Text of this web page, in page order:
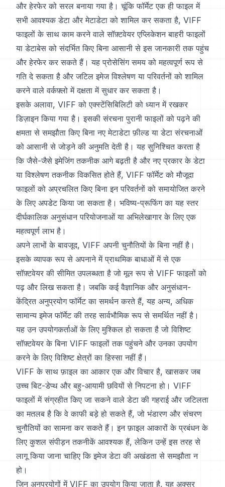
और हेरफेर को सरल बनाया गया है। चूंकि फॉर्मेट एक ही फाइल में
सभी आवश्यक डेटा और मेटाडेटा को शामिल कर सकता है, VIFF
फाइलों के साथ काम करने वाले सॉफ़्टवेयर एप्लिकेशन बाहरी फाइलों
या डेटाबेस को संदर्भित किए बिना आसानी से इस जानकारी तक पहुंच
और हेरफेर कर सकते हैं। यह प्रोसेसिंग समय को महत्वपूर्ण रूप से
गति दे सकता है और जटिल इमेज विश्लेषण या परिवर्तनों को शामिल
करने वाले वर्कफ़्लो में दक्षता में सुधार कर सकता है।
इसके अलावा, VIFF को एक्स्टेंसिबिलिटी को ध्यान में रखकर
डिज़ाइन किया गया है। इसकी संरचना पुरानी फाइलों को पढ़ने की
क्षमता से समझौता किए बिना नए मेटाडेटा फ़ील्ड या डेटा संरचनाओं
को आसानी से जोड़ने की अनुमति देती है। यह सुनिश्चित करता है
कि जैसे-जैसे इमेजिंग तकनीक आगे बढ़ती है और नए प्रकार के डेटा
या विश्लेषण तकनीक विकसित होते हैं, VIFF फॉर्मेट को मौजूदा
फाइलों को अप्रचलित किए बिना इन परिवर्तनों को समायोजित करने
के लिए अपडेट किया जा सकता है। भविष्य-प्रूफिंग का यह स्तर
दीर्घकालिक अनुसंधान परियोजनाओं या अभिलेखागार के लिए एक
महत्वपूर्ण लाभ है।
अपने लाभों के बावजूद, VIFF अपनी चुनौतियों के बिना नहीं है।
इसके व्यापक रूप से अपनाने में प्राथमिक बाधाओं में से एक
सॉफ़्टवेयर की सीमित उपलब्धता है जो मूल रूप से VIFF फाइलों को
पढ़ और लिख सकता है। जबकि कई वैज्ञानिक और अनुसंधान-
केंद्रित अनुप्रयोग फॉर्मेट का समर्थन करते हैं, यह अन्य, अधिक
सामान्य इमेज फॉर्मेट की तरह सार्वभौमिक रूप से समर्थित नहीं है।
यह उन उपयोगकर्ताओं के लिए मुश्किल हो सकता है जो विशिष्ट
सॉफ़्टवेयर के बिना VIFF फाइलों तक पहुंचने और उनका उपयोग
करने के लिए विशिष्ट क्षेत्रों का हिस्सा नहीं हैं।
VIFF के साथ फ़ाइल का आकार एक और विचार है, खासकर जब
उच्च बिट-डेप्थ और बहु-आयामी छवियों से निपटना हो। VIFF
फाइलों में संग्रहीत किए जा सकने वाले डेटा की गहराई और जटिलता
का मतलब है कि वे काफी बड़े हो सकते हैं, जो भंडारण और संचरण
चुनौतियों का सामना कर सकते हैं। इन फ़ाइल आकारों के प्रबंधन के
लिए कुशल संपीड़न तकनीकें आवश्यक हैं, लेकिन उन्हें इस तरह से
लागू किया जाना चाहिए कि इमेज डेटा की अखंडता से समझौता न
हो।
जिन अनुप्रयोगों में VIFF का उपयोग किया जाता है, यह अक्सर